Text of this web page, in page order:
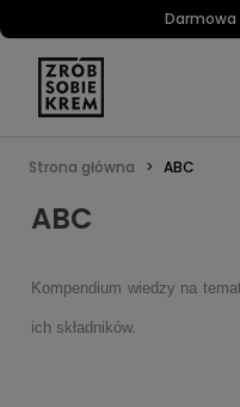
Darmowa
Strona główna ABC
ABC
Kompendium wiedzy na
ich składników.